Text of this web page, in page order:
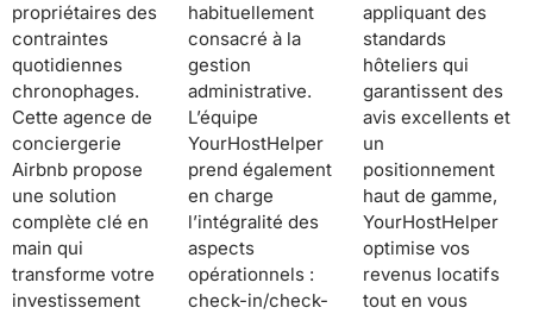
propriétaires des
contraintes
quotidiennes
chronophages.
Cette agence de
conciergerie
Airbnb propose
une solution
complète clé en
main qui
transforme votre
investissement
habituellement
consacré à la
gestion
administrative.
L’équipe
YourHostHelper
prend également
en charge
l’intégralité des
aspects
opérationnels :
check-in/check-
appliquant des
standards
hôteliers qui
garantissent des
avis excellents et
un
positionnement
haut de gamme,
YourHostHelper
optimise vos
revenus locatifs
tout en vous